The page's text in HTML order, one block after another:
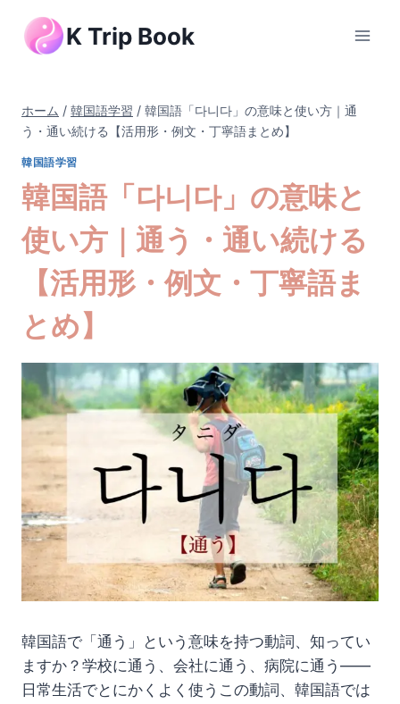
K Trip Book
ホーム / 韓国語学習 / 韓国語「다니다」の意味と使い方｜通
う・通い続ける【活用形・例文・丁寧語まとめ】
韓国語学習
韓国語「다니다」の意味と
使い方｜通う・通い続ける
【活用形・例文・丁寧語ま
とめ】
韓国語で「通う」という意味を持つ動詞、知ってい
ますか？学校に通う、会社に通う、病院に通う——
日常生活でとにかくよく使うこの動詞、韓国語では